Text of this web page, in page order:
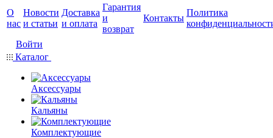
О
нас
Новости
и статьи
Доставка
и оплата
Гарантия
и
возврат
Контакты
Политика
Войти
Каталог
Аксессуары
Кальяны
Комплектующие